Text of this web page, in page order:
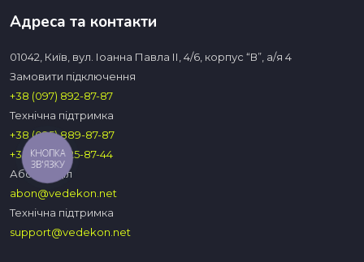
Адреса та контакти
01042, Київ, вул. Іоанна Павла ІІ, 4/6, корпус “В”, а/я 4
Замовити підключення
+38 (097) 892-87-87
Технічна підтримка
+38 (095) 889-87-87
+38 (063) 025-87-44
Абон.вiддiл
abon@vedekon.net
Технічна підтримка
support@vedekon.net
КНОПКА
ЗВ'ЯЗКУ